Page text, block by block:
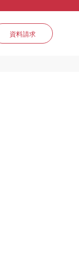
資料請求